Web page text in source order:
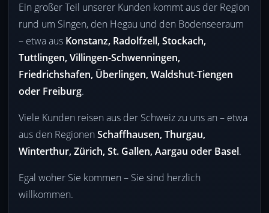
Ein großer Teil unserer Kunden kommt aus der Region
rund um Singen, den Hegau und den Bodenseeraum
– etwa aus Konstanz, Radolfzell, Stockach,
Tuttlingen, Villingen-Schwenningen,
Friedrichshafen, Überlingen, Waldshut-Tiengen
oder Freiburg.
Viele Kunden reisen aus der Schweiz zu uns an – etwa
aus den Regionen Schaffhausen, Thurgau,
Winterthur, Zürich, St. Gallen, Aargau oder Basel.
Egal woher Sie kommen – Sie sind herzlich
willkommen.